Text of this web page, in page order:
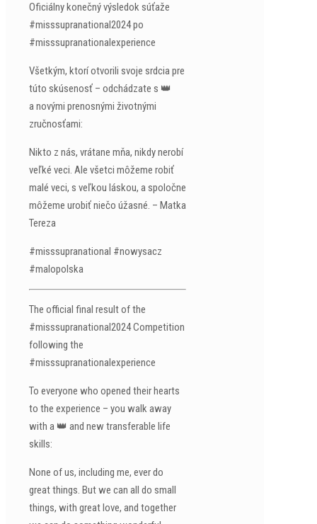
Oficiálny konečný výsledok súťaže
#misssupranational2024 po
#misssupranationalexperience
Všetkým, ktorí otvorili svoje srdcia pre
túto skúsenosť – odchádzate s 👑
a novými prenosnými životnými
zručnosťami:
Nikto z nás, vrátane mňa, nikdy nerobí
veľké veci. Ale všetci môžeme robiť
malé veci, s veľkou láskou, a spoločne
môžeme urobiť niečo úžasné. – Matka
Tereza
#misssupranational #nowysacz
#malopolska
The official final result of the
#misssupranational2024 Competition
following the
#misssupranationalexperience
To everyone who opened their hearts
to the experience – you walk away
with a 👑 and new transferable life
skills:
None of us, including me, ever do
great things. But we can all do small
things, with great love, and together